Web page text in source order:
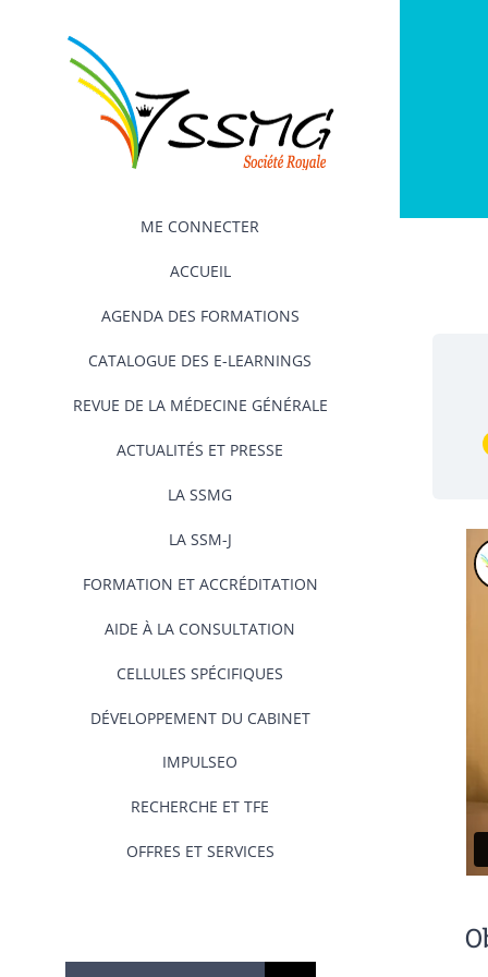
ME CONNECTER
ACCUEIL
AGENDA DES FORMATIONS
CATALOGUE DES E-LEARNINGS
REVUE DE LA MÉDECINE GÉNÉRALE
ACTUALITÉS ET PRESSE
LA SSMG
LA SSM-J
FORMATION ET ACCRÉDITATION
AIDE À LA CONSULTATION
CELLULES SPÉCIFIQUES
DÉVELOPPEMENT DU CABINET
IMPULSEO
RECHERCHE ET TFE
OFFRES ET SERVICES